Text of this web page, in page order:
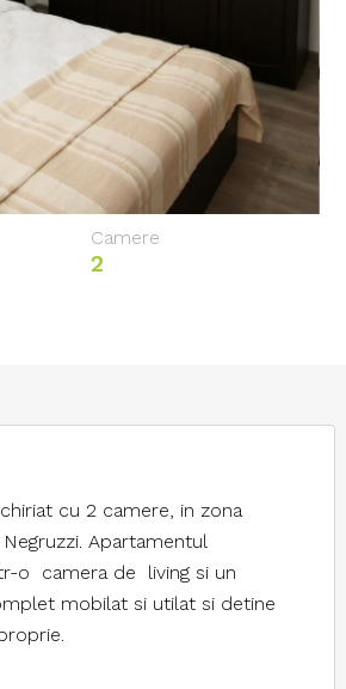
Camere
2
cu 2 camere, in zona
Apartamentul
o camera de living si un
mobilat si utilat si detine